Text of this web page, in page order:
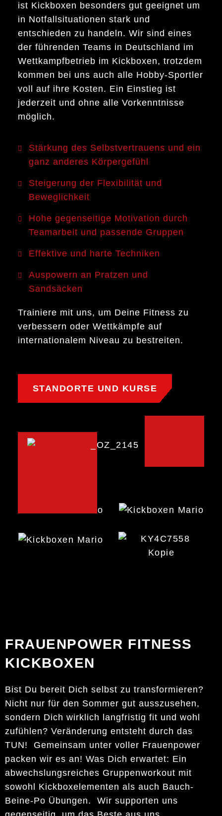
ist Kickboxen besonders gut geeignet um
in Notfallsituationen stark und
entschieden zu handeln. Wir sind eines
der führenden Teams in Deutschland im
Wettkampfbetrieb im Kickboxen, trotzdem
kommen bei uns auch alle Hobby-Sportler
voll auf ihre Kosten. Ein Einstieg ist
jederzeit und ohne alle Vorkenntnisse
möglich.
Stärkung des Selbstvertrauens und ein
ganz anderes Körpergefühl
Steigerung der Flexibilität und
Beweglichkeit
Hohe gegenseitige Motivation durch
Teamarbeit und passende Gruppen
Effektive und harte Techniken
Auspowern an Pratzen und
Sandsäcken
Trainiere mit uns, um Deine Fitness zu
verbessern oder Wettkämpfe auf
internationalem Niveau zu bestreiten.
STANDORTE UND KURSE
FRAUENPOWER FITNESS
KICKBOXEN
Bist Du bereit Dich selbst zu transformieren?
Nicht nur für den Sommer gut ausszusehen,
sondern Dich wirklich langfristig fit und wohl
zufühlen? Veränderung entsteht durch das
TUN! Gemeinsam unter voller Frauenpower
packen wir es an! Was Dich erwartet: Ein
abwechslungsreiches Gruppenworkout mit
sowohl Kickboxelementen als auch Bauch-
Beine-Po Übungen. Wir supporten uns